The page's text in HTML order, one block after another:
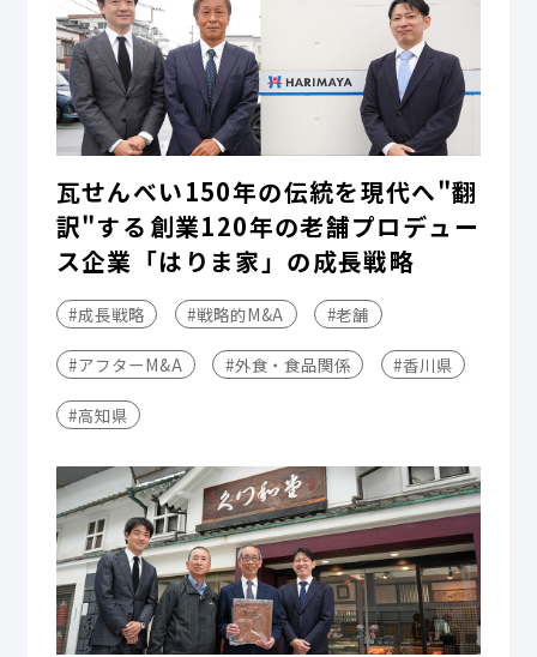
瓦せんべい150年の伝統を現代へ"翻
訳"する――創業120年の老舗プロデュー
ス企業「はりま家」の成長戦略
#成長戦略 #戦略的M&A #老舗
#アフターM&A #外食・食品関係 #香川県
#高知県